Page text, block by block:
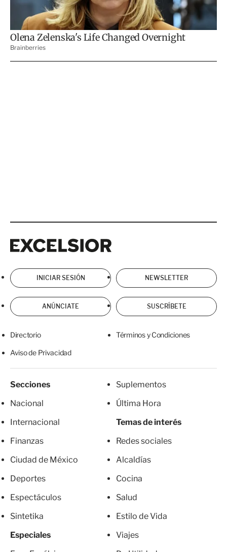
INICIAR SESIÓN NEWSLETTER
ANÚNCIATE SUSCRÍBETE
Directorio Términos y Condiciones
Aviso de Privacidad
Secciones
Nacional
Internacional
Finanzas
Ciudad de México
Deportes
Espectáculos
Sintetika
Especiales
Suplementos
Última Hora
Temas de interés
Redes sociales
Alcaldías
Cocina
Salud
Estilo de Vida
Viajes